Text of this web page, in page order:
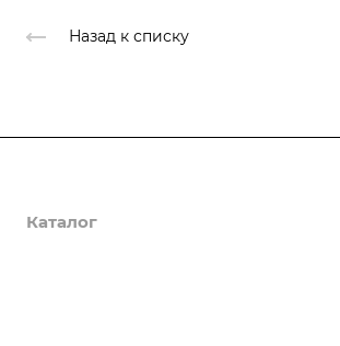
Назад к списку
Каталог